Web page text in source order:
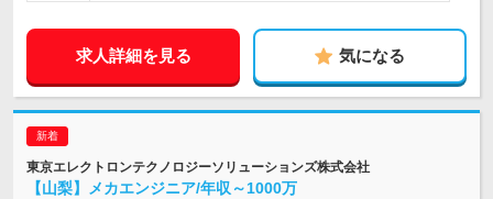
求人詳細を見る 気になる
東京エレクトロンテクノロジーソリューションズ株式会社
【山梨】メカエンジニア/年収～1000万